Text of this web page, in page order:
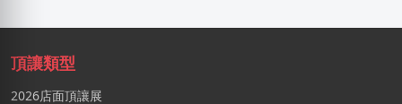
高雄市｜預算 30萬~50萬元
湯X成
頂讓類型
2026店面頂讓展